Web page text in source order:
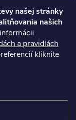
našej stránky
našich
a pravidlách
kliknite